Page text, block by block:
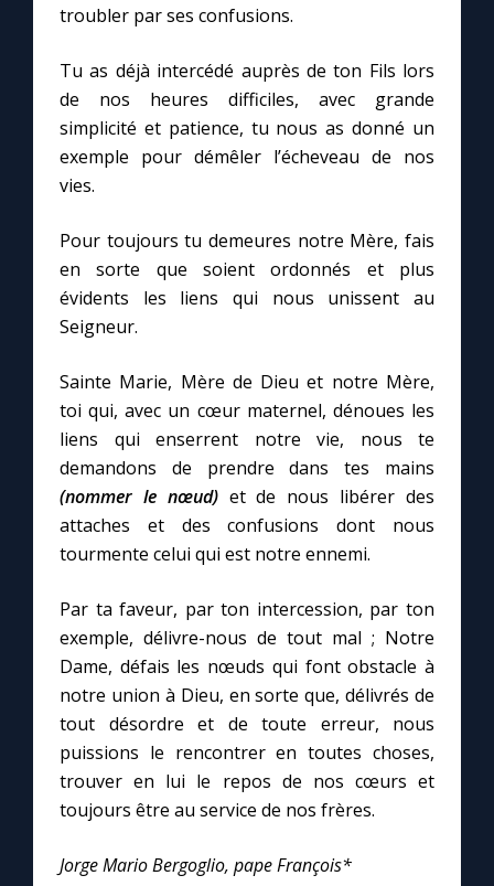
troubler par ses confusions.
Tu as déjà intercédé auprès de ton Fils lors
de nos heures difficiles, avec grande
simplicité et patience, tu nous as donné un
exemple pour démêler l’écheveau de nos
vies.
Pour toujours tu demeures notre Mère, fais
en sorte que soient ordonnés et plus
évidents les liens qui nous unissent au
Seigneur.
Sainte Marie, Mère de Dieu et notre Mère,
toi qui, avec un cœur maternel, dénoues les
liens qui enserrent notre vie, nous te
demandons de prendre dans tes mains
(nommer le nœud) et de nous libérer des
attaches et des confusions dont nous
tourmente celui qui est notre ennemi.
Par ta faveur, par ton intercession, par ton
exemple, délivre-nous de tout mal ; Notre
Dame, défais les nœuds qui font obstacle à
notre union à Dieu, en sorte que, délivrés de
tout désordre et de toute erreur, nous
puissions le rencontrer en toutes choses,
trouver en lui le repos de nos cœurs et
toujours être au service de nos frères.
Jorge Mario Bergoglio, pape François*